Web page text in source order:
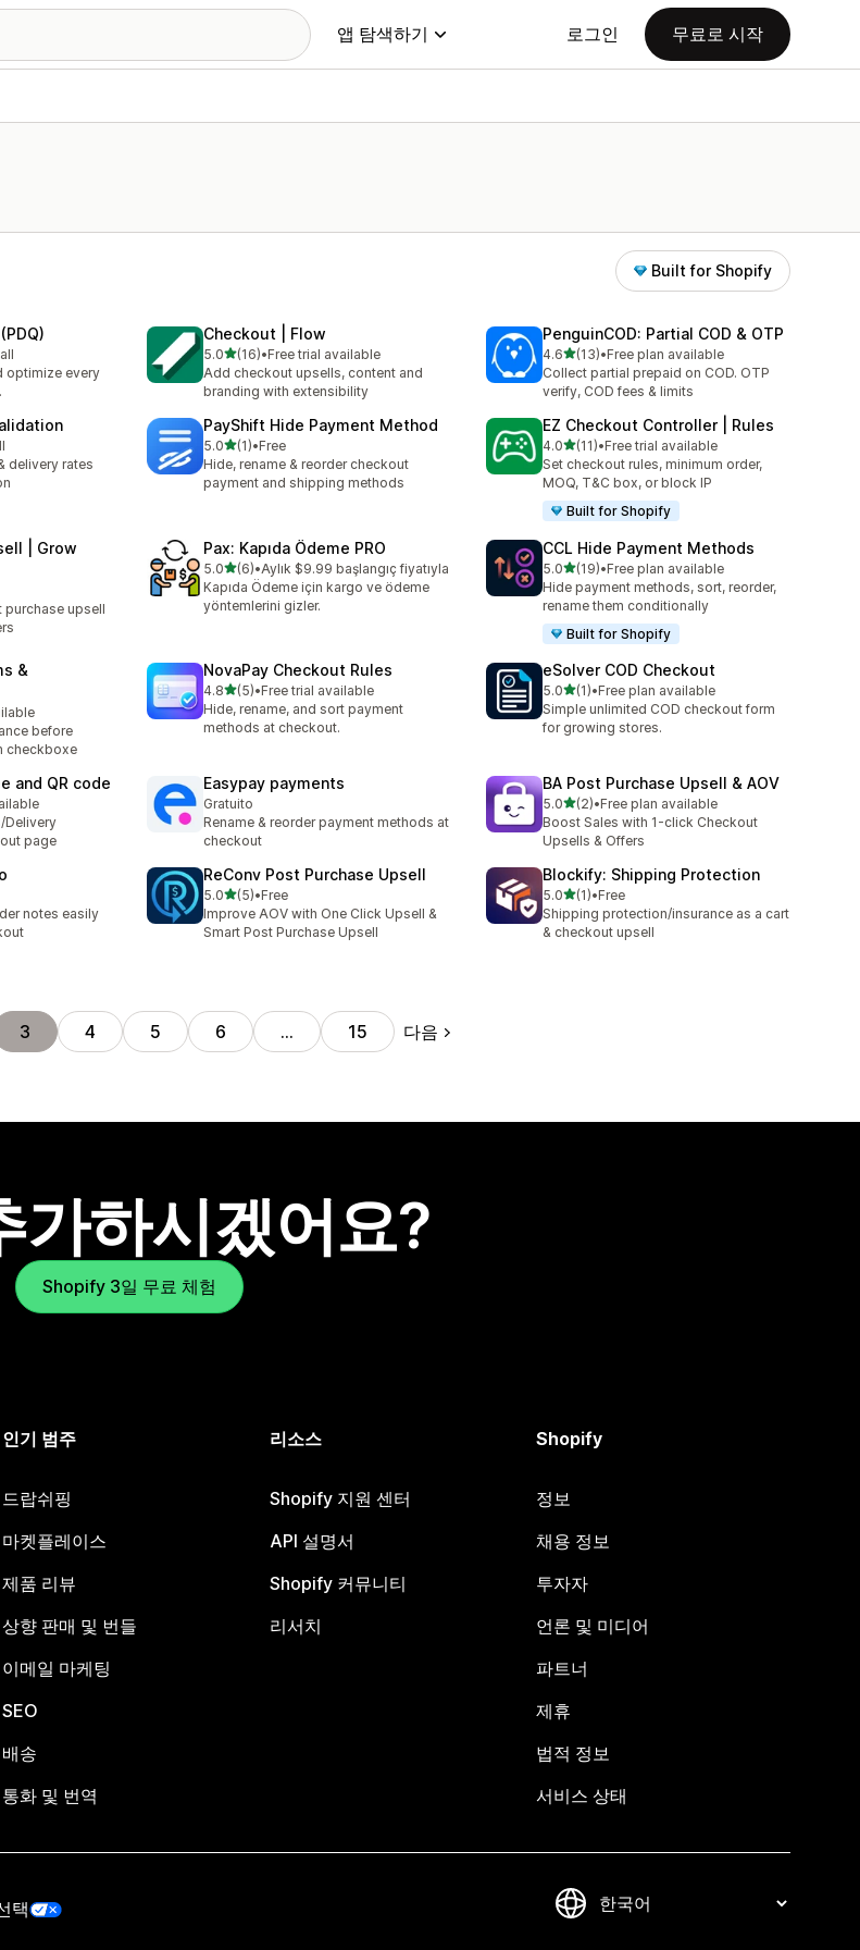
앱 탐색하기 로그인 무료로 시작
Built for Shopify
optimize every
Checkout | Flow
5.0별 5개 중
(16)
총 리뷰 16개
•Free trial available
Add checkout upsells, content and
branding with extensibility
PenguinCOD: Partial COD & OTP
4.6별 5개 중
(13)
총 리뷰 13개
•Free plan available
Collect partial prepaid on COD. OTP
verify, COD fees & limits
delivery rates
PayShift Hide Payment Method
5.0별 5개 중
(1)
총 리뷰 1개
•Free
Hide, rename & reorder checkout
payment and shipping methods
EZ Checkout Controller | Rules
4.0별 5개 중
(11)
총 리뷰 11개
•Free trial available
Set checkout rules, minimum order,
MOQ, T&C box, or block IP
Built for Shopify
| Grow
upsell
Pax: Kapıda Ödeme PRO
5.0별 5개 중
(6)
총 리뷰 6개
•Aylık $9.99 başlangıç fiyatıyla
Kapıda Ödeme için kargo ve ödeme
yöntemlerini gizler.
CCL Hide Payment Methods
5.0별 5개 중
(19)
총 리뷰 19개
•Free plan available
Hide payment methods, sort, reorder,
rename them conditionally
Built for Shopify
&
before
checkboxe
NovaPay Checkout Rules
4.8별 5개 중
(5)
총 리뷰 5개
•Free trial available
Hide, rename, and sort payment
methods at checkout.
eSolver COD Checkout
5.0별 5개 중
(1)
총 리뷰 1개
•Free plan available
Simple unlimited COD checkout form
for growing stores.
and QR code
Delivery
page
Easypay payments
Gratuito
Rename & reorder payment methods at
checkout
BA Post Purchase Upsell & AOV
5.0별 5개 중
(2)
총 리뷰 2개
•Free plan available
Boost Sales with 1-click Checkout
Upsells & Offers
notes easily
ReConv Post Purchase Upsell
5.0별 5개 중
(5)
총 리뷰 5개
•Free
Improve AOV with One Click Upsell &
Smart Post Purchase Upsell
Blockify: Shipping Protection
5.0별 5개 중
(1)
총 리뷰 1개
•Free
Shipping protection/insurance as a cart
& checkout upsell
3 4 5 6 … 15 다음
가하시겠어요?
Shopify 3일 무료 체험
인기 범주
드랍쉬핑
마켓플레이스
제품 리뷰
상향 판매 및 번들
이메일 마케팅
SEO
배송
통화 및 번역
리소스
Shopify 지원 센터
API 설명서
Shopify 커뮤니티
리서치
Shopify
정보
채용 정보
투자자
언론 및 미디어
파트너
제휴
법적 정보
서비스 상태
택